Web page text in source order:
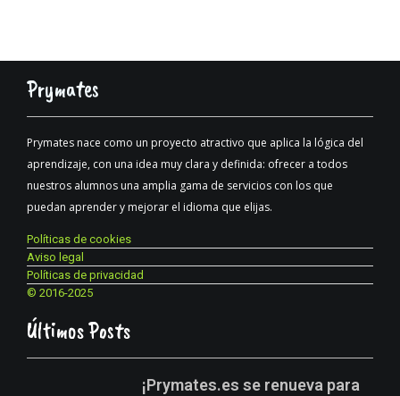
Prymates
Prymates nace como un proyecto atractivo que aplica la lógica del
aprendizaje, con una idea muy clara y definida: ofrecer a todos
nuestros alumnos una amplia gama de servicios con los que
puedan aprender y mejorar el idioma que elijas.
Políticas de cookies
Aviso legal
Políticas de privacidad
© 2016-2025
Últimos Posts
¡Prymates.es se renueva para